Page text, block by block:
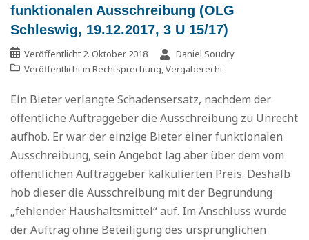
funktionalen Ausschreibung (OLG
Schleswig, 19.12.2017, 3 U 15/17)
Veröffentlicht 2. Oktober 2018
Daniel Soudry
Veröffentlicht in Rechtsprechung,Vergaberecht
Ein Bieter verlangte Schadensersatz, nachdem der
öffentliche Auftraggeber die Ausschreibung zu Unrecht
aufhob. Er war der einzige Bieter einer funktionalen
Ausschreibung, sein Angebot lag aber über dem vom
öffentlichen Auftraggeber kalkulierten Preis. Deshalb
hob dieser die Ausschreibung mit der Begründung
„fehlender Haushaltsmittel“ auf. Im Anschluss wurde
der Auftrag ohne Beteiligung des ursprünglichen